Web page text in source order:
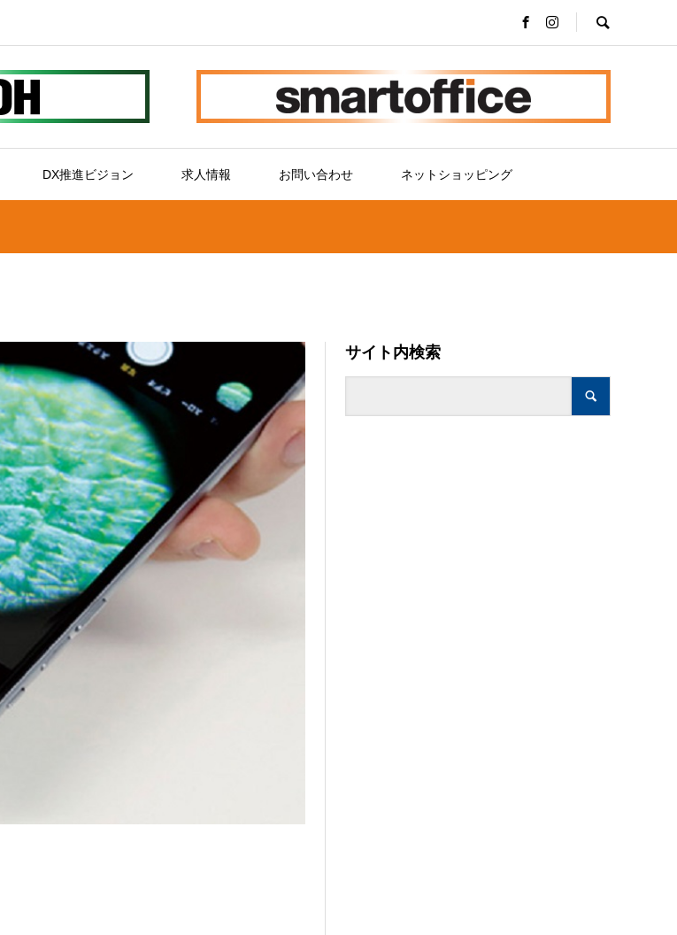
DX推進ビジョン 求人情報 お問い合わせ ネットショッピング
サイト内検索